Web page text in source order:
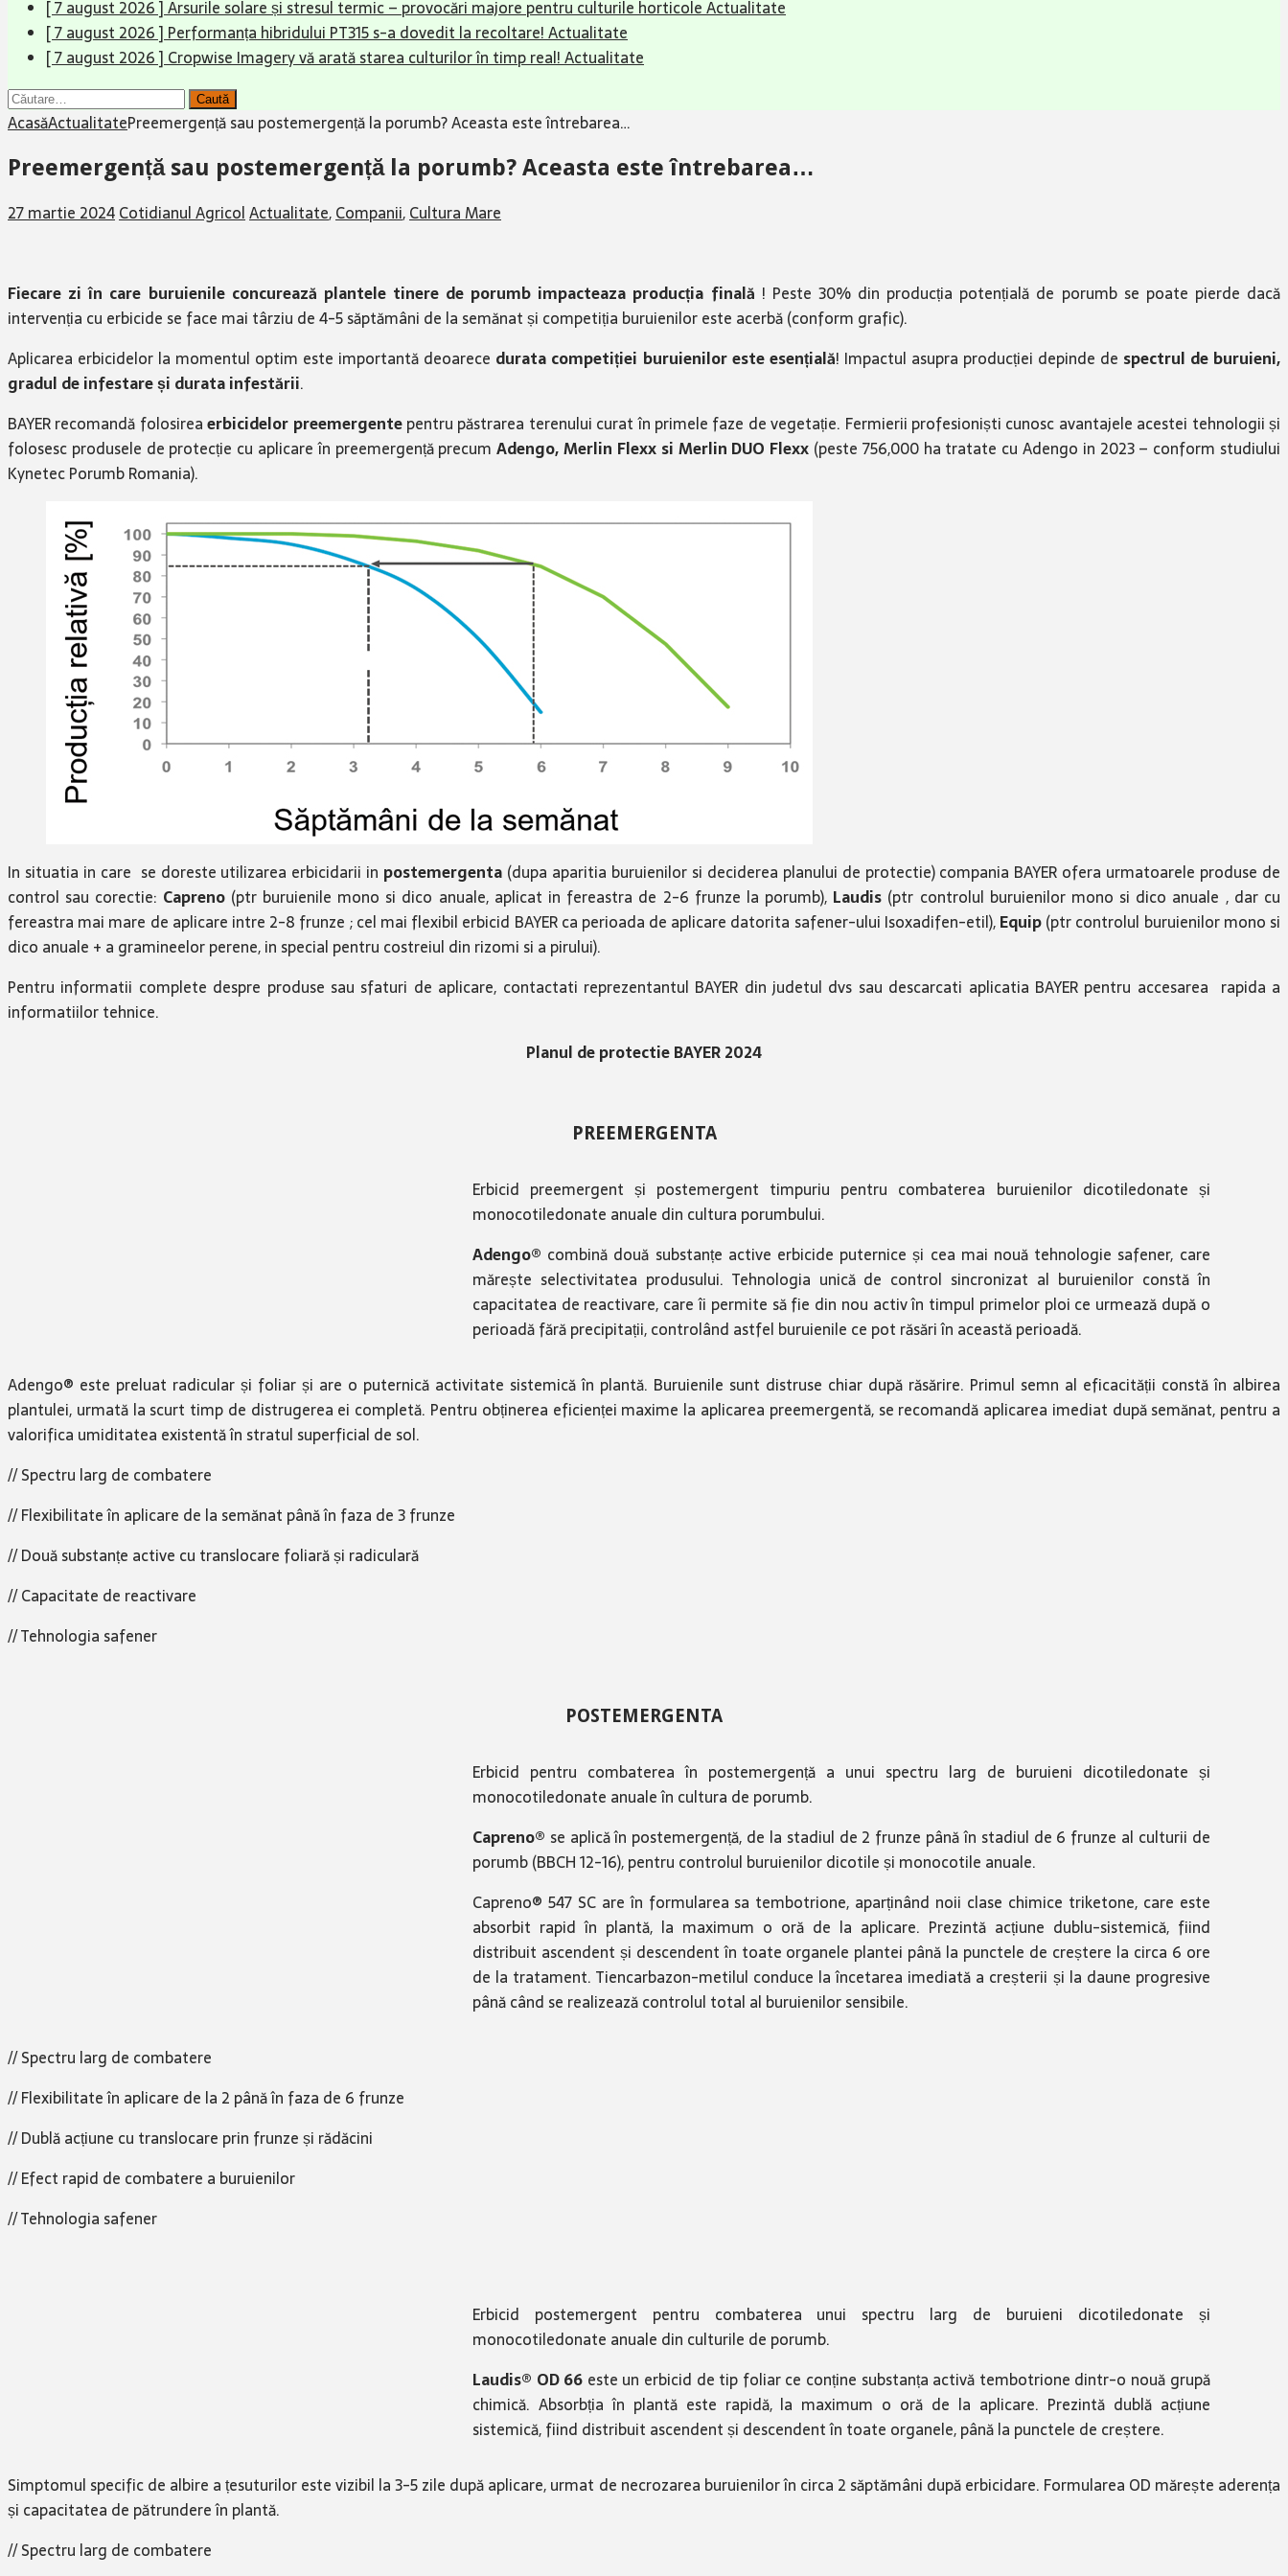
[ 7 august 2026 ]Arsurile solare și stresul termic – provocări majore pentru culturile horticoleActualitate
[ 7 august 2026 ]Performanța hibridului PT315 s-a dovedit la recoltare!Actualitate
[ 7 august 2026 ]Cropwise Imagery vă arată starea culturilor în timp real!Actualitate
Caută
după:
AcasăActualitatePreemergență sau postemergență la porumb? Aceasta este întrebarea…
Preemergență sau postemergență la porumb? Aceasta este întrebarea…
27 martie 2024Cotidianul AgricolActualitate,Companii,Cultura Mare
Fiecare zi în care buruienile concurează plantele tinere de porumb impacteaza producția finală ! Peste 30% din producția potențială de porumb se poate pierde dacă
intervenția cu erbicide se face mai târziu de 4-5 săptămâni de la semănat și competiția buruienilor este acerbă (conform grafic).
Aplicarea erbicidelor la momentul optim este importantă deoarece durata competiției buruienilor este esențială! Impactul asupra producției depinde de spectrul de buruieni,
gradul de infestare și durata infestării.
BAYER recomandă folosireaerbicidelor preemergentepentru păstrarea terenului curat în primele faze de vegetație. Fermierii profesioniști cunosc avantajele acestei tehnologii și
folosesc produsele de protecție cu aplicare în preemergență precumAdengo, Merlin Flexx si Merlin DUO Flexx (peste 756,000 ha tratate cu Adengo in 2023 – conform studiului
Kynetec Porumb Romania).
In situatia in care se doreste utilizarea erbicidarii in postemergenta (dupa aparitia buruienilor si deciderea planului de protectie) compania BAYER ofera urmatoarele produse de
control sau corectie: Capreno (ptr buruienile mono si dico anuale, aplicat in fereastra de 2-6 frunze la porumb), Laudis (ptr controlul buruienilor mono si dico anuale , dar cu
fereastra mai mare de aplicare intre 2-8 frunze ; cel mai flexibil erbicid BAYER ca perioada de aplicare datorita safener-ului Isoxadifen-etil),Equip(ptr controlul buruienilor mono si
dico anuale + a gramineelor perene, in special pentru costreiul din rizomi si a pirului).
Pentru informatii complete despre produse sau sfaturi de aplicare, contactati reprezentantul BAYER din judetul dvs sau descarcati aplicatia BAYER pentru accesarea rapida a
informatiilor tehnice.
Planul de protectie BAYER 2024
PREEMERGENTA
Erbicid preemergent și postemergent timpuriu pentru combaterea buruienilor dicotiledonate și
monocotiledonate anuale din cultura porumbului.
Adengo® combină două substanțe active erbicide puternice și cea mai nouă tehnologie safener, care
mărește selectivitatea produsului. Tehnologia unică de control sincronizat al buruienilor constă în
capacitatea de reactivare, care îi permite să fie din nou activ în timpul primelor ploi ce urmează după o
perioadă fără precipitații, controlând astfel buruienile ce pot răsări în această perioadă.
Adengo® este preluat radicular și foliar și are o puternică activitate sistemică în plantă. Buruienile sunt distruse chiar după răsărire. Primul semn al eficacității constă în albirea
plantulei, urmată la scurt timp de distrugerea ei completă. Pentru obținerea eficienței maxime la aplicarea preemergentă, se recomandă aplicarea imediat după semănat, pentru a
valorifica umiditatea existentă în stratul superficial de sol.
// Spectru larg de combatere
// Flexibilitate în aplicare de la semănat până în faza de 3 frunze
// Două substanțe active cu translocare foliară și radiculară
// Capacitate de reactivare
// Tehnologia safener
POSTEMERGENTA
Erbicid pentru combaterea în postemergență a unui spectru larg de buruieni dicotiledonate și
monocotiledonate anuale în cultura de porumb.
Capreno® se aplică în postemergență, de la stadiul de 2 frunze până în stadiul de 6 frunze al culturii de
porumb (BBCH 12-16), pentru controlul buruienilor dicotile și monocotile anuale.
Capreno® 547 SC are în formularea sa tembotrione, aparținând noii clase chimice triketone, care este
absorbit rapid în plantă, la maximum o oră de la aplicare. Prezintă acțiune dublu-sistemică, fiind
distribuit ascendent și descendent în toate organele plantei până la punctele de creștere la circa 6 ore
de la tratament. Tiencarbazon-metilul conduce la încetarea imediată a creșterii și la daune progresive
până când se realizează controlul total al buruienilor sensibile.
// Spectru larg de combatere
// Flexibilitate în aplicare de la 2 până în faza de 6 frunze
// Dublă acțiune cu translocare prin frunze și rădăcini
// Efect rapid de combatere a buruienilor
// Tehnologia safener
Erbicid postemergent pentru combaterea unui spectru larg de buruieni dicotiledonate și
monocotiledonate anuale din culturile de porumb.
Laudis® OD 66 este un erbicid de tip foliar ce conține substanța activă tembotrione dintr-o nouă grupă
chimică. Absorbția în plantă este rapidă, la maximum o oră de la aplicare. Prezintă dublă acțiune
sistemică, fiind distribuit ascendent și descendent în toate organele, până la punctele de creștere.
Simptomul specific de albire a țesuturilor este vizibil la 3-5 zile după aplicare, urmat de necrozarea buruienilor în circa 2 săptămâni după erbicidare. Formularea OD mărește aderența
și capacitatea de pătrundere în plantă.
// Spectru larg de combatere